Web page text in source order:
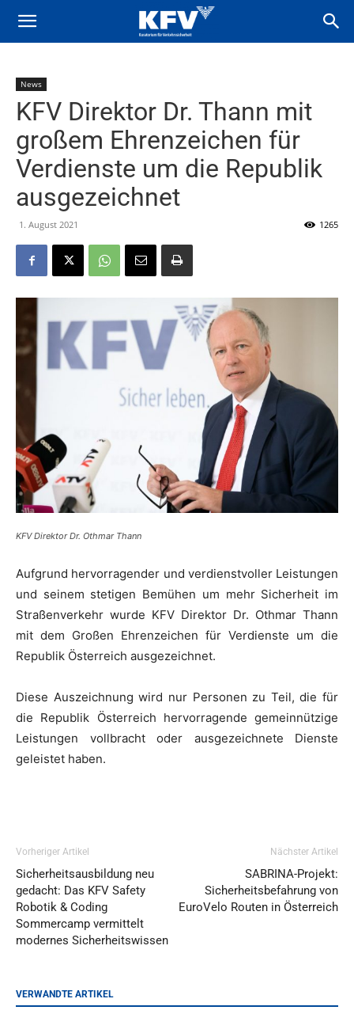
News
KFV Direktor Dr. Thann mit
großem Ehrenzeichen für
Verdienste um die Republik
ausgezeichnet
1. August 2021 1265
KFV Direktor Dr. Othmar Thann
Aufgrund hervorragender und verdienstvoller Leistungen
und seinem stetigen Bemühen um mehr Sicherheit im
Straßenverkehr wurde KFV­ Direktor Dr. Othmar Thann
mit dem Großen Ehrenzeichen für Verdienste um die
Republik Österreich ausgezeichnet.
Diese Auszeichnung wird nur Personen zu Teil, die für
die Republik Österreich hervorragende gemeinnützige
Leistungen vollbracht oder ausgezeichnete Dienste
geleistet haben.
Vorheriger Artikel
Sicherheitsausbildung neu
gedacht: Das KFV Safety
Robotik & Coding
Sommercamp vermittelt
modernes Sicherheitswissen
Nächster Artikel
SABRINA-Projekt:
Sicherheitsbefahrung von
EuroVelo Routen in Österreich
VERWANDTE ARTIKEL